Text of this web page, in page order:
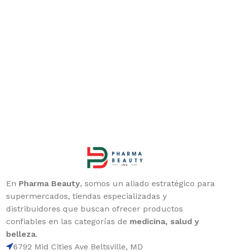
En Pharma Beauty, somos un aliado estratégico para
supermercados, tiendas especializadas y
distribuidores que buscan ofrecer productos
confiables en las categorías de medicina, salud y
belleza.
6792 Mid Cities Ave Beltsville, MD